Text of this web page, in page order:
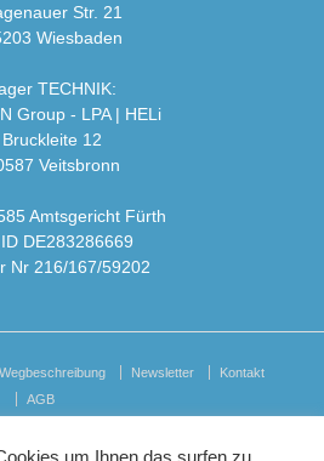
Str. 21
Wiesbaden
TECHNIK:
Group - LPA | HELi
Bruckleite 12
Veitsbronn
Amtsgericht Fürth
DE283286669
Nr 216/167/59202
Wegbeschreibung Newsletter
Kontakt
AGB